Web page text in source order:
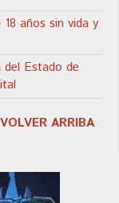
años sin vida y
Estado de
VOLVER ARRIBA